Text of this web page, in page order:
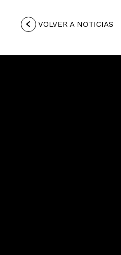
VOLVER A NOTICIAS